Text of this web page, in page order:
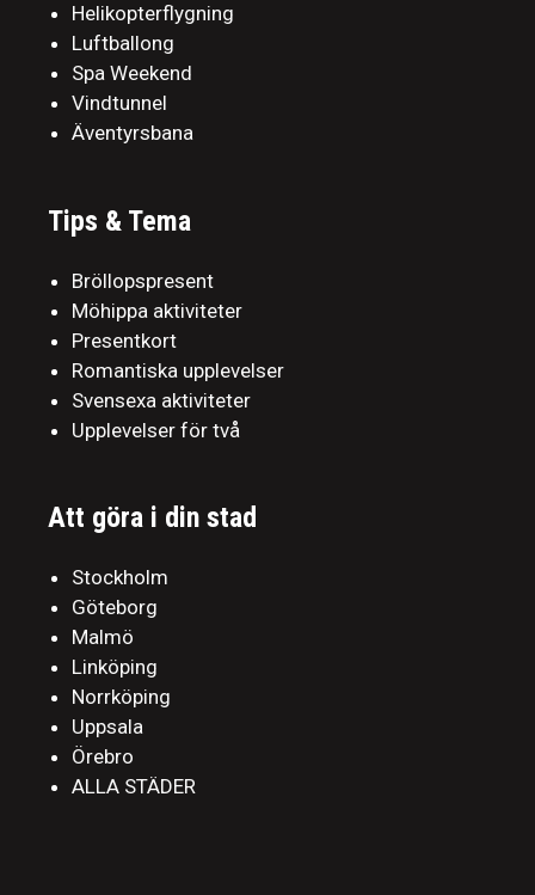
Helikopterflygning
Luftballong
Spa Weekend
Vindtunnel
Äventyrsbana
Tips & Tema
Bröllopspresent
Möhippa aktiviteter
Presentkort
Romantiska upplevelser
Svensexa aktiviteter
Upplevelser för två
Att göra i din stad
Stockholm
Göteborg
Malmö
Linköping
Norrköping
Uppsala
Örebro
ALLA STÄDER